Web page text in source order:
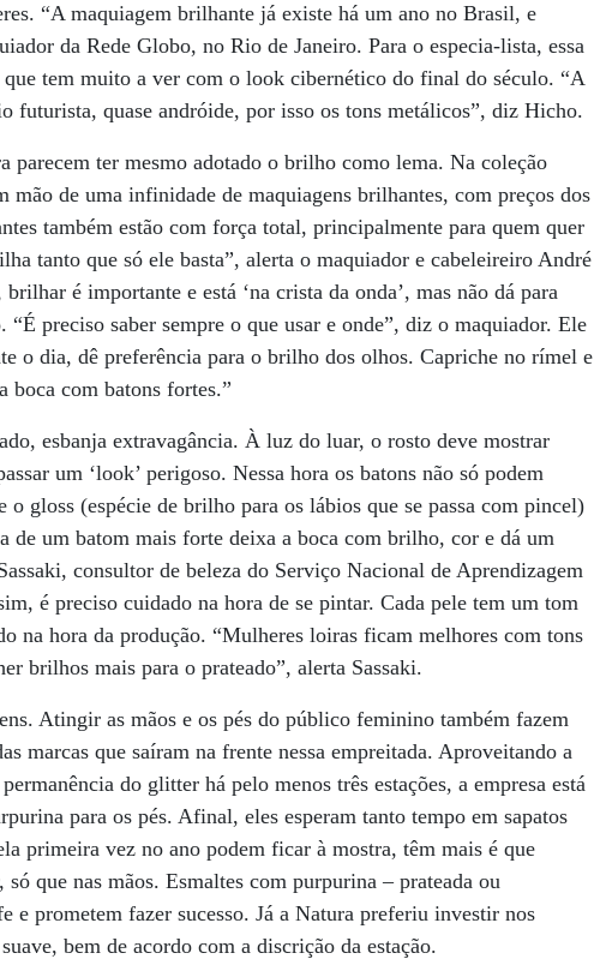
“A maquiagem brilhante já existe há um ano no Brasil, e
da Rede Globo, no Rio de Janeiro. Para o especia-lista, essa
que tem muito a ver com o look cibernético do final do século. “A
futurista, quase andróide, por isso os tons metálicos”, diz Hicho.
ter mesmo adotado o brilho como lema. Na coleção
mão de uma infinidade de maquiagens brilhantes, com preços dos
também estão com força total, principalmente para quem quer
tanto que só ele basta”, alerta o maquiador e cabeleireiro André
é importante e está ‘na crista da onda’, mas não dá para
preciso saber sempre o que usar e onde”, diz o maquiador. Ele
o dia, dê preferência para o brilho dos olhos. Capriche no rímel e
boca com batons fortes.”
esbanja extravagância. À luz do luar, o rosto deve mostrar
um ‘look’ perigoso. Nessa hora os batons não só podem
o gloss (espécie de brilho para os lábios que se passa com pincel)
de um batom mais forte deixa a boca com brilho, cor e dá um
consultor de beleza do Serviço Nacional de Aprendizagem
é preciso cuidado na hora de se pintar. Cada pele tem um tom
na hora da produção. “Mulheres loiras ficam melhores com tons
brilhos mais para o prateado”, alerta Sassaki.
Atingir as mãos e os pés do público feminino também fazem
marcas que saíram na frente nessa empreitada. Aproveitando a
do glitter há pelo menos três estações, a empresa está
para os pés. Afinal, eles esperam tanto tempo em sapatos
primeira vez no ano podem ficar à mostra, têm mais é que
que nas mãos. Esmaltes com purpurina – prateada ou
e prometem fazer sucesso. Já a Natura preferiu investir nos
bem de acordo com a discrição da estação.